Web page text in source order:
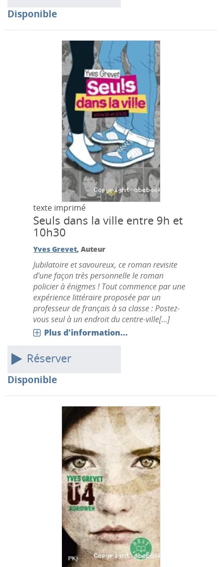
Disponible
texte imprimé
Seuls dans la ville entre 9h et
10h30
Yves Grevet, Auteur
Jubilatoire et savoureux, ce roman revisite
d'une façon très personnelle le roman
policier à énigmes ! Tout commence par une
expérience littéraire proposée par un
professeur de français à sa classe : Postez-
vous seul à un endroit du centre-ville[...]
Plus d'information...
Réserver
Disponible